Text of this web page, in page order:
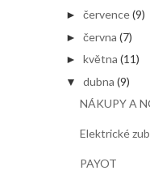
► července(9)
► června (7)
► května (11)
▼ dubna (9)
NÁKUPY A
Elektrické
PAYOT